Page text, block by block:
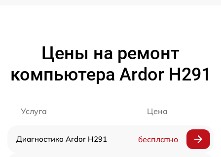
Цены на ремонт
компьютера Ardor H291
Услуга Цена
Диагностика Ardor H291 бесплатно